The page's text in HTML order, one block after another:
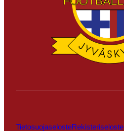
TietosuojaselosteRekisteriseloste